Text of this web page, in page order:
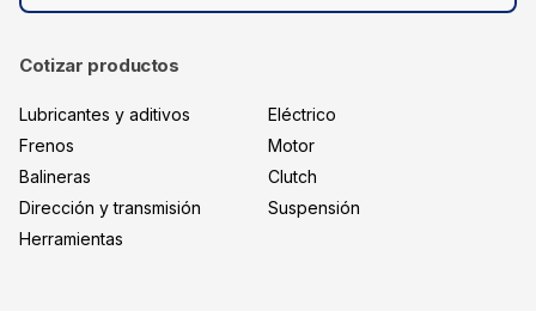
Cotizar productos
Lubricantes y aditivos
Eléctrico
Frenos
Motor
Balineras
Clutch
Dirección y transmisión
Suspensión
Herramientas